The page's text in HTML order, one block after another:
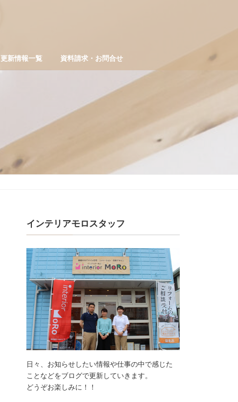
更新情報一覧 資料請求・お問合せ
インテリアモロスタッフ
日々、お知らせしたい情報や仕事の中で感じた
ことなどをブログで更新していきます。
どうぞお楽しみに！！